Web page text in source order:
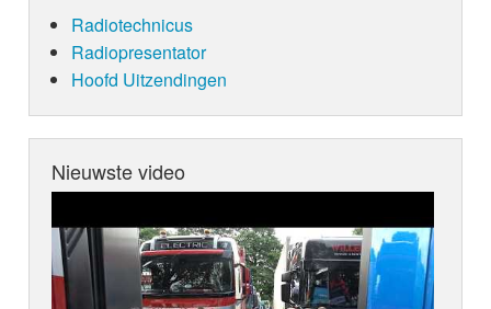
Radiotechnicus
Radiopresentator
Hoofd Uitzendingen
Nieuwste video